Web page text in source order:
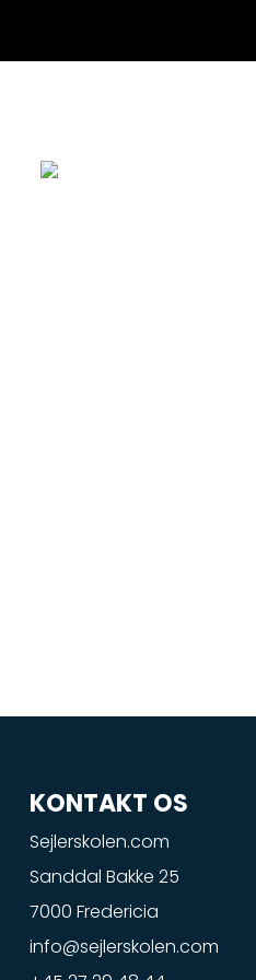
KONTAKT OS
Sejlerskolen.com
Sanddal Bakke 25
7000 Fredericia
info@sejlerskolen.com